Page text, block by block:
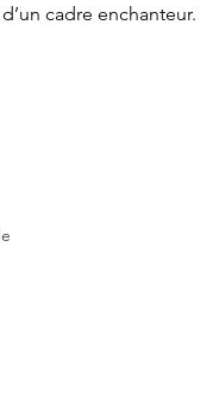
cadre enchanteur.